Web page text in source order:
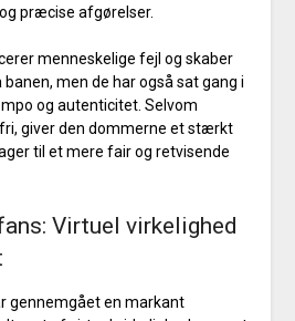
præcise afgørelser.
menneskelige fejl og skaber
men de har også sat gang i
og autenticitet. Selvom
giver den dommerne et stærkt
til et mere fair og retvisende
Virtuel virkelighed
gennemgået en markant